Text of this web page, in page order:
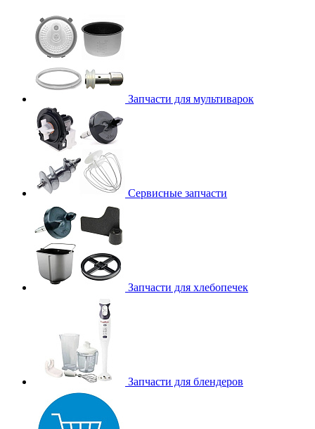
Запчасти для мультиварок
Сервисные запчасти
Запчасти для хлебопечек
Запчасти для блендеров